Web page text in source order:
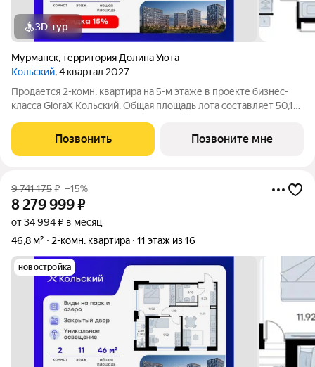
3D-тур
Мурманск,территория Долина Уюта
Кольский, 4 квартал 2027
Продается 2-комн. квартира на 5-м этаже в проекте бизнес-
класса GloraX Кольский. Общая площадь лота составляет 50,10
под кухонную зону. Номер квартиры - 281. Старт продаж!
Преимущества
Позвонить Позвоните мне
9 741 175₽ –15%
8 279 999₽
от 34 994 ₽ в месяц
46,8 м²
2-комн. квартира 11 этаж из 16
новостройка